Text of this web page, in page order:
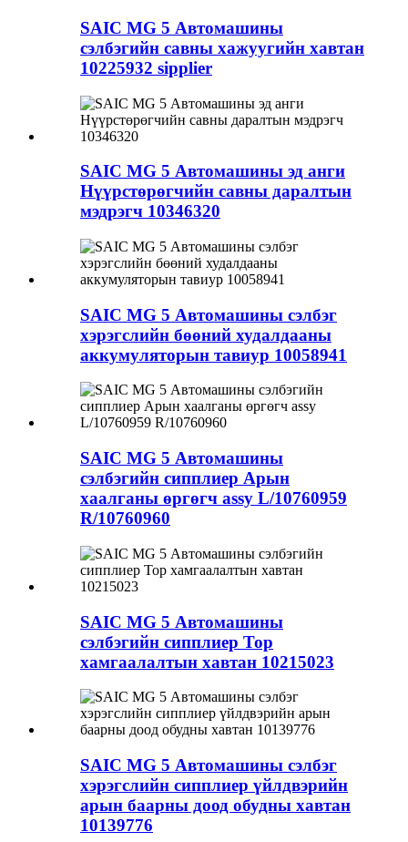
SAIC MG 5 Автомашины
сэлбэгийн савны хажуугийн хавтан
10225932 sipplier
SAIC MG 5 Автомашины эд анги
Нүүрстөрөгчийн савны даралтын
мэдрэгч 10346320
SAIC MG 5 Автомашины сэлбэг
хэрэгслийн бөөний худалдааны
аккумуляторын тавиур 10058941
SAIC MG 5 Автомашины
сэлбэгийн сипплиер Арын
хаалганы өргөгч assy L/10760959
R/10760960
SAIC MG 5 Автомашины
сэлбэгийн сипплиер Тор
хамгаалалтын хавтан 10215023
SAIC MG 5 Автомашины сэлбэг
хэрэгслийн сипплиер үйлдвэрийн
арын баарны доод обудны хавтан
10139776